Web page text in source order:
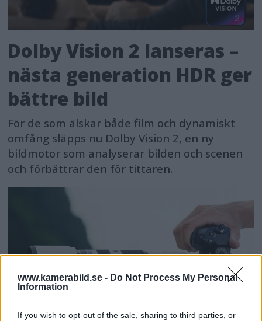
www.kamerabild.se - Do Not Process My Personal
Information
If you wish to opt-out of the sale, sharing to third parties, or
Dolby Vision 2 lanseras –
nästa generation HDR ger
bättre bild
För de som älskar både film och dynamiskt
omfång släpps nu Dolby Vision 2, en ny
bildmotor som analyserar bilden och scenen
och förbättrar den för tittaren.